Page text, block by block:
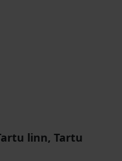
linn, Tartu